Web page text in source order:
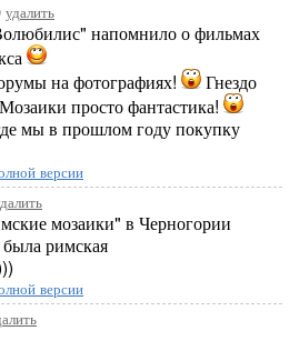
удалить
напомнило о фильмах
на фотографиях!
Гнездо
Мозаики просто фантастика!
мы в прошлом году покупку
версии
мозаики" в Черногории
римская
версии